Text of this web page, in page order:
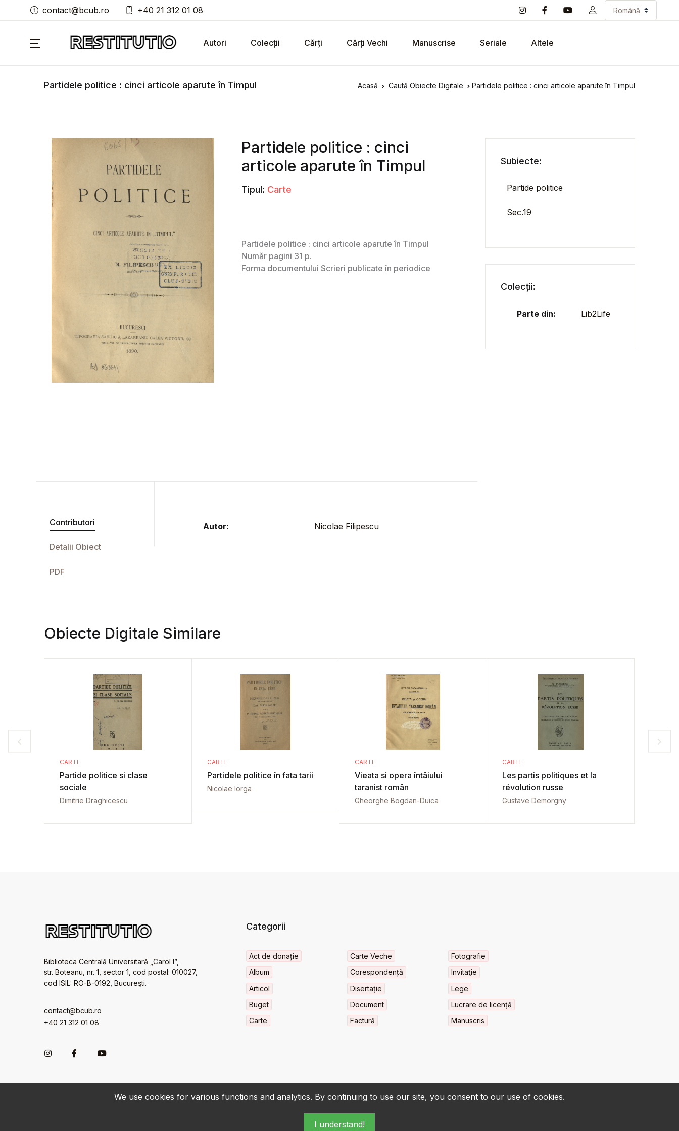
We use cookies for various functions and analytics. By continuing to use our site, you consent to our use of cookies.
I understand!
contact@bcub.ro +40 21 312 01 08
Autori Colecții Cărți Cărți Vechi Manuscrise Seriale Altele
Partidele politice : cinci articole aparute în Timpul Acasă Caută Obiecte Digitale Partidele politice : cinci articole aparute în Timpul
Partidele politice : cinci
articole aparute în Timpul
Tipul: Carte
Contributori
Detalii Obiect
PDF
Autor: Nicolae Filipescu
Subiecte:
Partide politice
Sec.19
Colecții:
Parte din: Lib2Life
Obiecte Digitale Similare
CARTE
Partide politice si clase
sociale
Dimitrie Draghicescu
CARTE
Partidele politice în fata tarii
Nicolae Iorga
CARTE
Vieata si opera întâiului
taranist român
Gheorghe Bogdan-Duica
CARTE
Les partis politiques et la
révolution russe
Gustave Demorgny
Biblioteca Centrală Universitară „Carol I”,
str. Boteanu, nr. 1, sector 1, cod postal: 010027,
cod ISIL: RO-B-0192, Bucureşti.
contact@bcub.ro
+40 21 312 01 08
Categorii
Act de donație
Album
Articol
Buget
Carte
Carte Veche
Corespondență
Disertație
Document
Factură
Fotografie
Invitaţie
Lege
Lucrare de licență
Manuscris